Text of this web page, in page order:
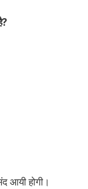
आयी होगी।